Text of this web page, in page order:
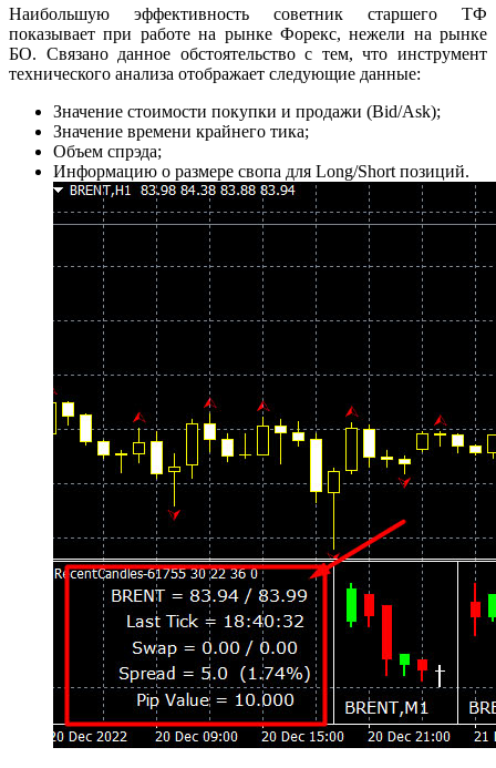
Наибольшую эффективность советник старшего ТФ
показывает при работе на рынке Форекс, нежели на рынке
БО. Связано данное обстоятельство с тем, что инструмент
технического анализа отображает следующие данные:
Значение стоимости покупки и продажи (Bid/Ask);
Значение времени крайнего тика;
Объем спрэда;
Информацию о размере свопа для Long/Short позиций.